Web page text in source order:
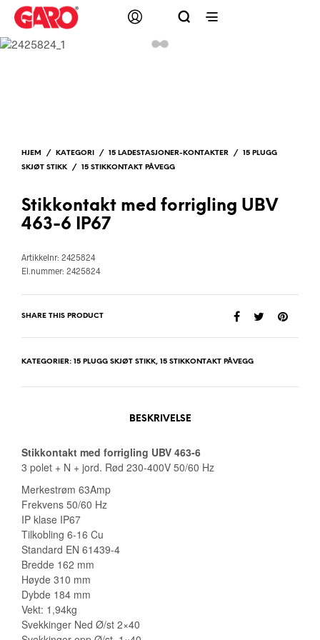
HJEM / KATEGORI / 15 LADESTASJONER-KONTAKTER /
15 PLUGG
SKJØT STIKK
/ 15 STIKKONTAKT PÅVEGG
Stikkontakt med forrigling UBV
463-6 IP67
Artikkelnr: 2425824
El.nummer: 2425824
SHARE THIS PRODUCT
KATEGORIER: 15 PLUGG SKJØT STIKK, 15 STIKKONTAKT PÅVEGG
BESKRIVELSE
Stikkontakt med forrigling UBV 463-6
3 polet + N + jord. Rød 230-400V 50/60 Hz
Merkestrøm 63Amp
Frekvens 50/60 Hz
IP klase IP67
Tilkobling 6-16 Cu
Standard EN 61439-4
Bredde 162 mm
Høyde 310 mm
Dybde 184 mm
Vekt: 1,94kg
Svekkinger Ned Ø/st 2×40